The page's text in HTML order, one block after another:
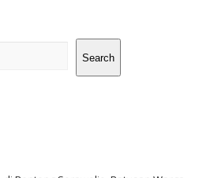
Search